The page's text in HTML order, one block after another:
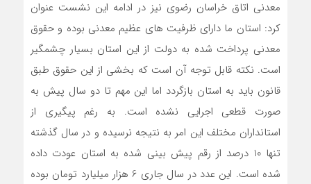
معدنی اتاق خراسان رضوی نیز در ادامه این نشست عنوان
کرد: استان ما دارای ظرفیت های عظیم معدنی بوده و حقوق
معدنی پرداخت شده به دولت از این استان بسیار چشمگیر
است. نکته قابل توجه آن است که بخشی از این حقوق طبق
قانون باید به استان بازگردد اما این مهم تا دو سال پیش به
صورت قطعی اجرایی نشده است. به رغم پیگیری از
استانداران مختلف این امر به نتیجه نرسیده و در سال گذشته
تنها 10 درصد از رقم پیش بینی شده به استان عودت داده
شده است. این عدد در سال جاری 6 هزار میلیارد تومان بوده